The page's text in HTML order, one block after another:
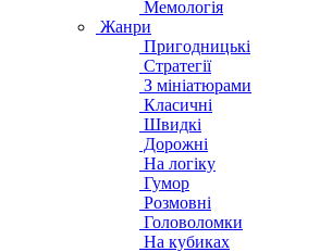
Мемологія
Жанри
Пригодницькі
Стратегії
З мініатюрами
Класичні
Швидкі
Дорожні
На логіку
Гумор
Розмовні
Головоломки
На кубиках